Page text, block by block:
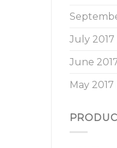
July 2017
June
May 2017